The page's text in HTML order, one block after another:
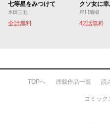
七等星をみつけて
本田三五
全話無料
クソ女に
岸川瑞樹
42話無料
TOPへ 連載作品一覧 読
コミック